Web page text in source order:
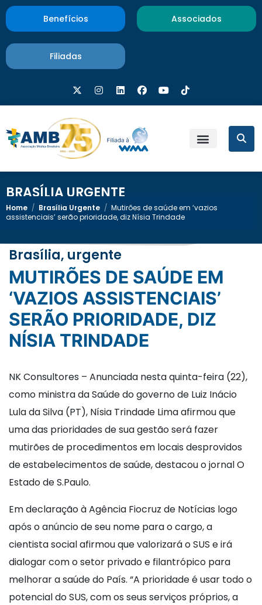
Benefícios Associados
Filiadas
BRASÍLIA URGENTE
Home / Brasília Urgente / Mutirões de saúde em ‘vazios
assistenciais’ serão prioridade, diz Nísia Trindade
Brasília, urgente
MUTIRÕES DE SAÚDE EM
‘VAZIOS ASSISTENCIAIS’
SERÃO PRIORIDADE, DIZ
NÍSIA TRINDADE
NK Consultores – Anunciada nesta quinta-feira (22),
como ministra da Saúde do governo de Luiz Inácio
Lula da Silva (PT), Nísia Trindade Lima afirmou que
uma das prioridades de sua gestão será fazer
mutirões de procedimentos em locais desprovidos
de estabelecimentos de saúde, destacou o jornal O
Estado de S.Paulo.
Em declaração à Agência Fiocruz de Notícias logo
após o anúncio de seu nome para o cargo, a
cientista social afirmou que valorizará o SUS e irá
dialogar com o setor privado e filantrópico para
melhorar a saúde do País. “A prioridade é usar todo o
potencial do SUS, com os seus serviços próprios, a